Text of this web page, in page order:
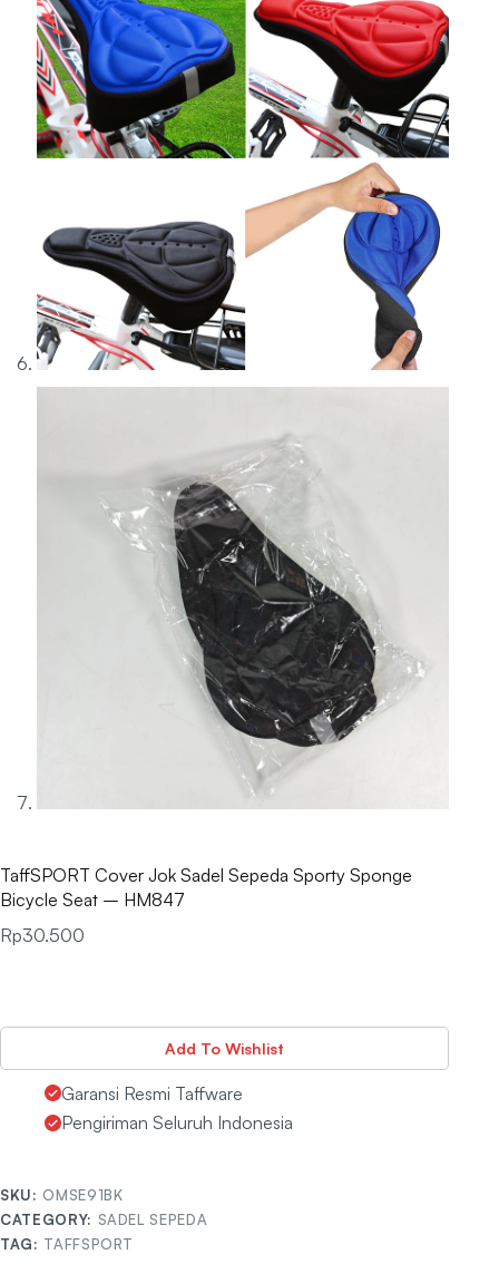
TaffSPORT Cover Jok Sadel Sepeda Sporty Sponge
Bicycle Seat – HM847
Rp30.500
Add To Wishlist
Garansi Resmi Taffware
Pengiriman Seluruh Indonesia
SKU: OMSE91BK
CATEGORY: SADEL SEPEDA
TAG: TAFFSPORT